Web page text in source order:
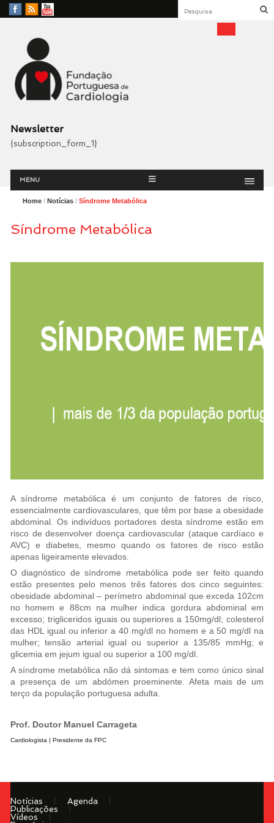
Facebook
RSS
YouTube
Fundação Portuguesa
Cardiologia
Newsletter
{subscription_form_1}
Menu
MENU
Home/ Notícias/ Síndrome Metabólica
Síndrome Metabólica
A síndrome metabólica é um conjunto de fatores de risco,
essencialmente cardiovasculares, que têm por base a obesidade
abdominal. Os indivíduos portadores desta síndrome estão em
risco de desenvolver doença cardiovascular (ataque cardíaco e
AVC) e diabetes, mesmo quando os fatores de risco estão
apenas ligeiramente elevados.
O diagnóstico de síndrome metabólica pode ser feito quando
estão presentes pelo menos três fatores dos cinco seguintes:
obesidade abdominal – perímetro abdominal que exceda 102cm
no homem e 88cm na mulher indica gordura abdominal em
excesso; trigliceridos iguais ou superiores a 150mg/dl; colesterol
das HDL igual ou inferior a 40 mg/dl no homem e a 50 mg/dl na
mulher; tensão arterial igual ou superior a 135/85 mmHg; e
glicemia em jejum igual ou superior a 100 mg/dl.
A síndrome metabólica não dá sintomas e tem como único sinal
a presença de um abdómen proeminente. Afeta mais de um
terço da população portuguesa adulta.
Prof. Doutor Manuel Carrageta
Cardiologista | Presidente da FPC
Notícias
Agenda
Publicações
Vídeos